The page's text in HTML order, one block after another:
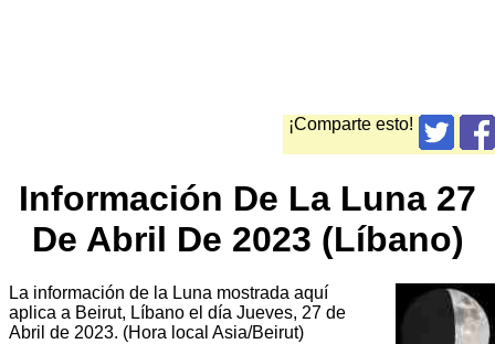
¡Comparte esto!
Información De La Luna 27
De Abril De 2023 (Líbano)
La información de la Luna mostrada aquí
aplica a Beirut, Líbano el día Jueves, 27 de
Abril de 2023. (Hora local Asia/Beirut)